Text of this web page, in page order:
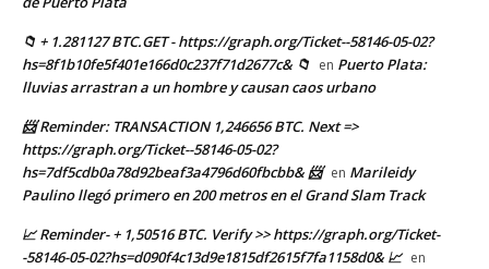
📁 + 1.281127 BTC.GET - https://graph.org/Ticket--58146-05-02?
hs=8f1b10fe5f401e166d0c237f71d2677c& 📁 en Puerto Plata:
lluvias arrastran a un hombre y causan caos urbano
📨 Reminder: TRANSACTION 1,246656 BTC. Next =>
https://graph.org/Ticket--58146-05-02?
hs=7df5cdb0a78d92beaf3a4796d60fbcbb& 📨 en Marileidy
Paulino llegó primero en 200 metros en el Grand Slam Track
📈 Reminder- + 1,50516 BTC. Verify >> https://graph.org/Ticket-
-58146-05-02?hs=d090f4c13d9e1815df2615f7fa1158d0& 📈 en